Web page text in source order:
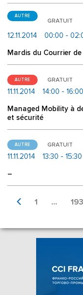
AUTRE
GRATUIT
12.11.2014
00:00 -
Mardis du Courrier de
AUTRE GRATUIT
11.11.2014
14:00 - 16:00
Managed Mobility à
et sécurité
AUTRE GRATUIT
11.11.2014
13:30 - 15:30
–
1 ... 193